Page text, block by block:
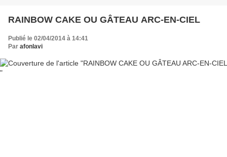
RAINBOW CAKE OU GÂTEAU ARC-EN-CIEL
Publié le 02/04/2014 à 14:41
Par afonlavi